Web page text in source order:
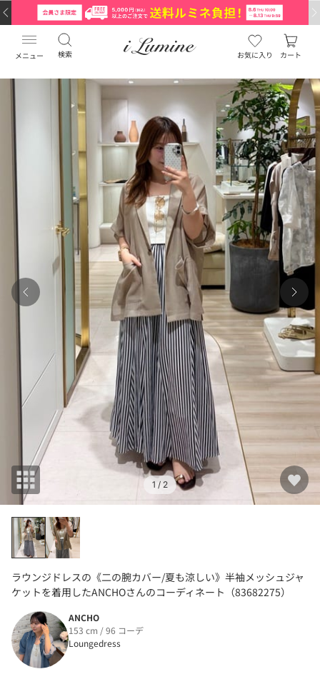
メニュー 検索 お気に入り カート
1 / 2
ラウンジドレスの《二の腕カバー/夏も涼しい》半袖メッシュジャ
ケットを着用したANCHOさんのコーディネート（83682275）
ANCHO
153 cm / 96 コーデ
Loungedress